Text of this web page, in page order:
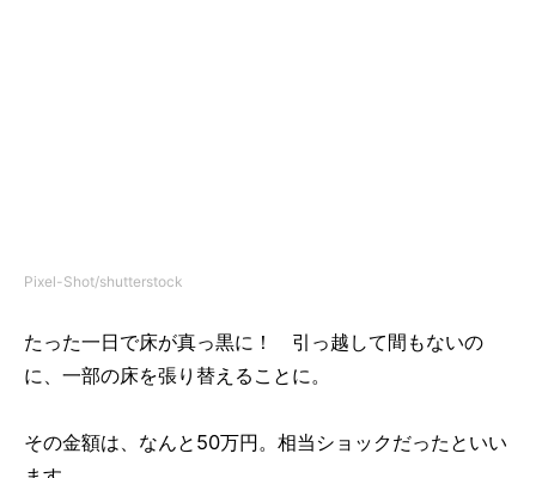
Pixel-Shot/shutterstock
たった一日で床が真っ黒に！ 引っ越して間もないの
に、一部の床を張り替えることに。
その金額は、なんと50万円。相当ショックだったといい